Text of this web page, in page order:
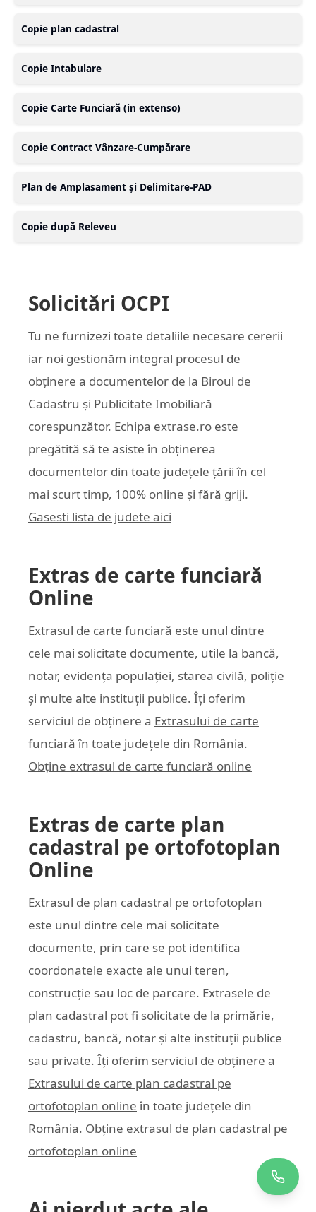
Copie plan cadastral
Copie Intabulare
Copie Carte Funciară (in extenso)
Copie Contract Vânzare-Cumpărare
Plan de Amplasament și Delimitare-PAD
Copie după Releveu
Solicitări OCPI
Tu ne furnizezi toate detaliile necesare cererii
iar noi gestionăm integral procesul de
obținere a documentelor de la Biroul de
Cadastru și Publicitate Imobiliară
corespunzător. Echipa extrase.ro este
pregătită să te asiste în obținerea
documentelor din toate județele țării în cel
mai scurt timp, 100% online și fără griji.
Gasesti lista de judete aici
Extras de carte funciară
Online
Extrasul de carte funciară este unul dintre
cele mai solicitate documente, utile la bancă,
notar, evidența populației, starea civilă, poliție
și multe alte instituții publice. Îți oferim
serviciul de obținere a Extrasului de carte
funciară în toate județele din România.
Obține extrasul de carte funciară online
Extras de carte plan
cadastral pe ortofotoplan
Online
Extrasul de plan cadastral pe ortofotoplan
este unul dintre cele mai solicitate
documente, prin care se pot identifica
coordonatele exacte ale unui teren,
construcție sau loc de parcare. Extrasele de
plan cadastral pot fi solicitate de la primărie,
cadastru, bancă, notar și alte instituții publice
sau private. Îți oferim serviciul de obținere a
Extrasului de carte plan cadastral pe
ortofotoplan online în toate județele din
România. Obține extrasul de plan cadastral pe
ortofotoplan online